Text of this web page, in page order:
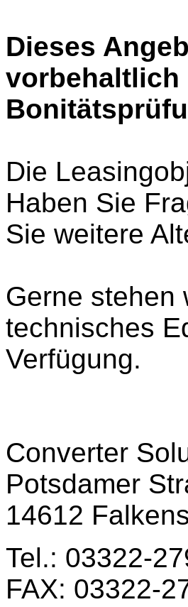
Dieses
vorbehaltlich
Die
Haben Sie
Sie weitere
Gerne stehen
technisches
Verfügung.
Converter
Potsdamer
14612
Tel.: 03322-
FAX: 03322-